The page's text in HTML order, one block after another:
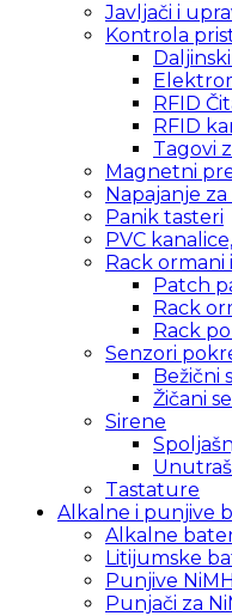
Javljači i
Kontrola
RFID
RFID
Tagovi
Magnetni
Napajanje
Panik tasteri
PVC
Rack ormani
Patch
Rack
Rack
Senzori
Bežični
Žičani
Sirene
Tastature
Alkalne i punjive
Alkalne
Litijumske
Punjive
Punjači za